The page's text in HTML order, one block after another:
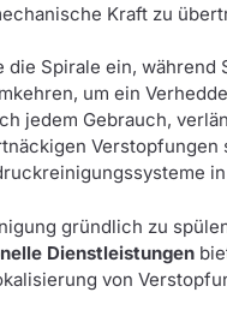
Kraft zu
Spirale ein, während
um ein
jedem Gebrauch,
gründlich zu
Dienstleistungen
von